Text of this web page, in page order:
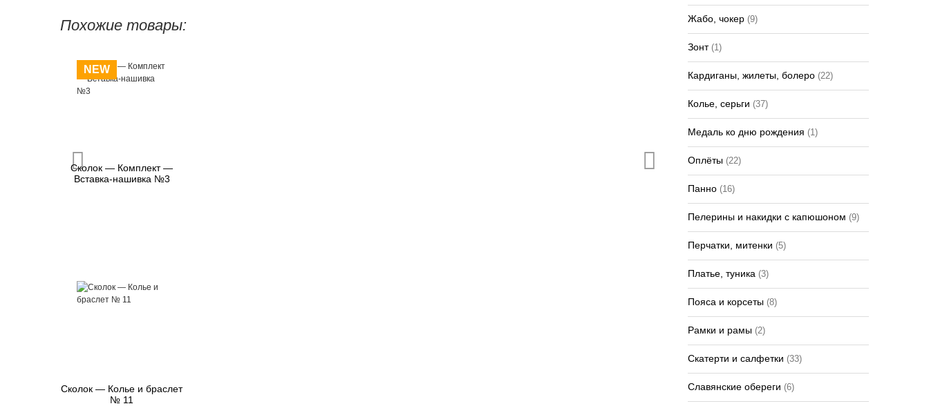
Похожие товары:
NEW
Сколок — Комплект —
Вставка-нашивка №3
Сколок — Колье и браслет
№ 11
Жабо, чокер(9)
Зонт(1)
Кардиганы, жилеты, болеро(22)
Колье, серьги (37)
Медаль ко дню рождения (1)
Оплёты(22)
Панно(16)
Пелерины и накидки с капюшоном (9)
Перчатки, митенки (5)
Платье, туника(3)
Пояса и корсеты(8)
Рамки и рамы(2)
Скатерти и салфетки (33)
Славянские обереги (6)